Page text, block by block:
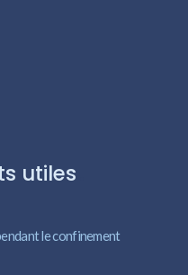
utiles
le confinement